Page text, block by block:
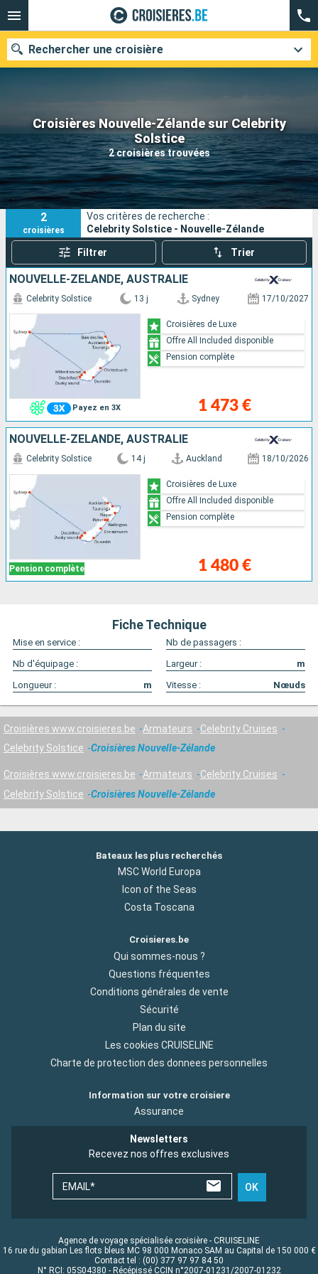
Croisières Nouvelle-Zélande sur Celebrity
Solstice
2 croisières trouvées
Rechercher une croisière
Nos destinations
Mois de départ
Ports Compagnies
Rechercher
2
croisières
Vos critères de recherche :
Celebrity Solstice - Nouvelle-Zélande
Filtrer Trier
NOUVELLE-ZÉLANDE, AUSTRALIE
Payez en 3X
Celebrity Solstice 13 j Sydney 17/10/2027
1 473 €
Croisières de Luxe
Offre All Included disponible
Pension complète
NOUVELLE-ZÉLANDE, AUSTRALIE
Pension complète
Celebrity Solstice 14 j Auckland 18/10/2026
1 480 €
Croisières de Luxe
Offre All Included disponible
Pension complète
Fiche Technique
Mise en service :
Nb de passagers :
Nb d'équipage :
Largeur :
m
Longueur :
m Vitesse : Nœuds
Croisières www.croisieres.be Armateurs
Celebrity Cruises
Celebrity Solstice
Croisières Nouvelle-Zélande
Croisières www.croisieres.be Armateurs
Celebrity Cruises
Celebrity Solstice
Croisières Nouvelle-Zélande
Bateaux les plus recherchés
MSC World Europa
Icon of the Seas
Costa Toscana
Croisieres.be
Qui sommes-nous ?
Questions fréquentes
Conditions générales de vente
Sécurité
Plan du site
Les cookies CRUISELINE
Charte de protection des donnees personnelles
Information sur votre croisiere
Assurance
Newsletters
Recevez nos offres exclusives
EMAIL* OK
Agence de voyage spécialisée croisière - CRUISELINE
16 rue du gabian Les flots bleus MC 98 000 Monaco SAM au Capital de 150 000 €
Contact tel : (00) 377 97 97 84 50
N° RCI: 05S04380 - Récépissé CCIN n°2007-01231/2007-01232